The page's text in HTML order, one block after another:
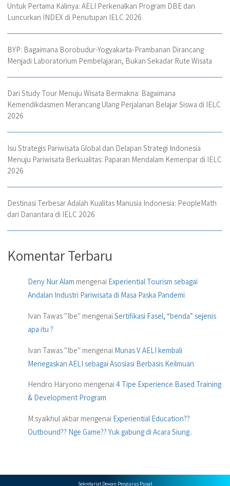
Untuk Pertama Kalinya: AELI Perkenalkan Program DBE dan
Luncurkan INDEX di Penutupan IELC 2026
BYP: Bagaimana Borobudur-Yogyakarta-Prambanan Dirancang
Menjadi Laboratorium Pembelajaran, Bukan Sekadar Rute Wisata
Dari Study Tour Menuju Wisata Bermakna: Bagaimana
Kemendikdasmen Merancang Ulang Perjalanan Belajar Siswa di IELC
2026
Isu Strategis Pariwisata Global dan Delapan Strategi Indonesia
Menuju Pariwisata Berkualitas: Paparan Mendalam Kemenpar di IELC
2026
Destinasi Terbesar Adalah Kualitas Manusia Indonesia: PeopleMath
dari Danantara di IELC 2026
Komentar Terbaru
Deny Nur Alam mengenai Experiential Tourism sebagai
Andalan Industri Pariwisata di Masa Paska Pandemi
Ivan Tawas "Ibe" mengenai Sertifikasi Fasel, “benda” sejenis
apa itu ?
Ivan Tawas "Ibe" mengenai Munas V AELI kembali
Menegaskan AELI sebagai Asosiasi Berbasis Keilmuan
Hendro Haryono mengenai 4 Tipe Experience Based Training
& Development Program
M.syaikhul akbar mengenai Experiential Education??
Outbound?? Nge Game?? Yuk gabung di Acara Siung..
Sekretariat Dewan Pengurus Pusat